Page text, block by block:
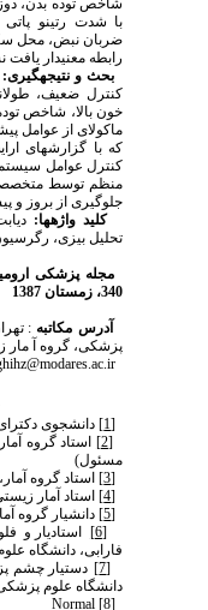
شاخص توده بدن، دوز
با شدت رتینو پاتی
ضربان نبض، محل
رابطه معنی­دار یافت
بحث و نتیجه­گیری:
کنترل ضعیف،
خون بالا، شاخص
ماکولای از عوامل
که با گزارش­های
کنترل عوامل
منظم توسط
جلوگیری از بروز و
کلید واژه­ها:
تحلیل بیزی،
340، زمستان 1387
آدرس مکاتبه:
پزشکی، گروه آ مار
[1]
دانشجوی
[2]
استاد گروه
مسئول)
[3]
استاد گروه
[4]
استاد آمار
[5]
دانشیار گروه
[6]
استادیار
فارابی، دانشگاه
[7]
دستیار چشم
دانشگاه علوم
[8]
Normal